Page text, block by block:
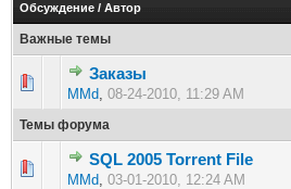
Обсуждение / Автор
Важные темы
Заказы
MMd, 08-24-2010, 11:29 AM
0 голос(ов) - 0 из 5 в среднем
Темы форума
SQL 2005 Torrent File
MMd, 03-01-2010, 12:24 AM
0 голос(ов) - 0 из 5 в среднем
123 45